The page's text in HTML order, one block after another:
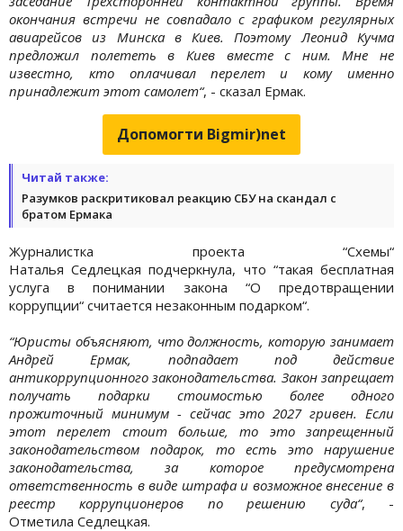
окончания встречи не совпадало с графиком регулярных
авиарейсов из Минска в Киев. Поэтому Леонид Кучма
предложил полететь в Киев вместе с ним. Мне не
известно, кто оплачивал перелет и кому именно
принадлежит этот самолет“, - сказал Ермак.
Допомогти Bigmir)net
Читай также:
Разумков раскритиковал реакцию СБУ на скандал с
братом Ермака
Журналистка проекта “Схемы“
Наталья Седлецкая подчеркнула, что “такая бесплатная
услуга в понимании закона “О предотвращении
коррупции“ считается незаконным подарком“.
“Юристы объясняют, что должность, которую занимает
Андрей Ермак, подпадает под действие
антикоррупционного законодательства. Закон запрещает
получать подарки стоимостью более одного
прожиточный минимум - сейчас это 2027 гривен. Если
этот перелет стоит больше, то это запрещенный
законодательством подарок, то есть это нарушение
законодательства, за которое предусмотрена
ответственность в виде штрафа и возможное внесение в
реестр коррупционеров по решению суда“, -
Отметила Седлецкая.